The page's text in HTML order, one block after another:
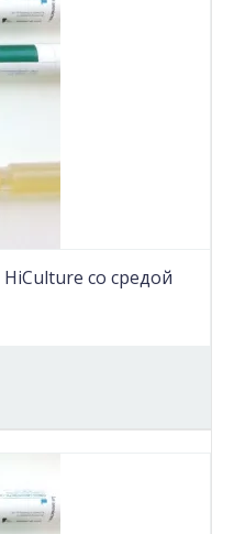
со средой